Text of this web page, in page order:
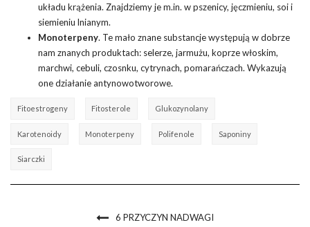
układu krążenia. Znajdziemy je m.in. w pszenicy, jęczmieniu, soi i
siemieniu lnianym.
Monoterpeny. Te mało znane substancje występują w dobrze
nam znanych produktach: selerze, jarmużu, koprze włoskim,
marchwi, cebuli, czosnku, cytrynach, pomarańczach. Wykazują
one działanie antynowotworowe.
Fitoestrogeny Fitosterole Glukozynolany
Karotenoidy Monoterpeny Polifenole Saponiny
Siarczki
6 PRZYCZYN NADWAGI